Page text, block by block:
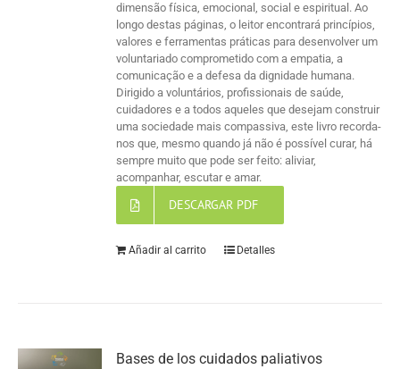
dimensão física, emocional, social e espiritual. Ao
longo destas páginas, o leitor encontrará princípios,
valores e ferramentas práticas para desenvolver um
voluntariado comprometido com a empatia, a
comunicação e a defesa da dignidade humana.
Dirigido a voluntários, profissionais de saúde,
cuidadores e a todos aqueles que desejam construir
uma sociedade mais compassiva, este livro recorda-
nos que, mesmo quando já não é possível curar, há
sempre muito que pode ser feito: aliviar,
acompanhar, escutar e amar.
DESCARGAR PDF
Añadir al carrito Detalles
Bases de los cuidados paliativos